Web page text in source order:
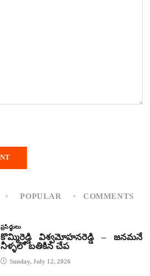
POPULAR COMMENTS
ప్రసిద్ధులు
కొమ్మిరెడ్డి విశ్వమోహనరెడ్డి – జనమనే
నీళ్ళలో బతికిన చేప
Sunday, July 12, 2026